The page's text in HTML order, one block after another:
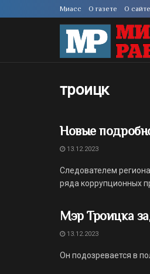
Миасс О газете О сайте
троицк
Новые
13.12.2023
Следователем
ряда коррупционных
Мэр Троицка
13.12.2023
Он подозревается в